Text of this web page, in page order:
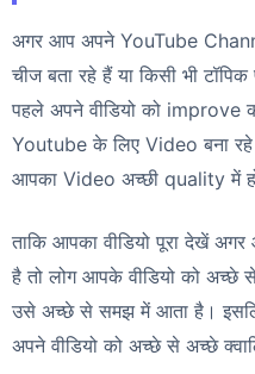
अगर आप अपने YouTube
चीज बता रहे हैं या किसी भी
पहले अपने वीडियो को improve
Youtube के लिए Video बना रहे
आपका Video अच्छी quality में
ताकि आपका वीडियो पूरा देखें अगर
है तो लोग आपके वीडियो को
उसे अच्छे से समझ में आता है।
अपने वीडियो को अच्छे से अच्छे